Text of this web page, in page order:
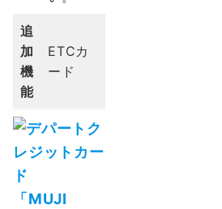
追
加
機
能
ETCカ
ード
「MUJI